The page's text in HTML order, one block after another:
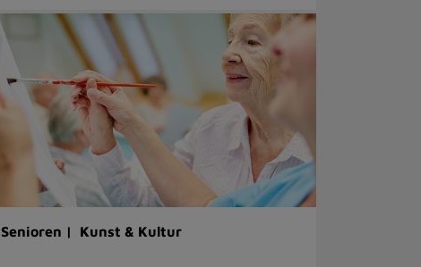
Senioren | Kunst & Kultur